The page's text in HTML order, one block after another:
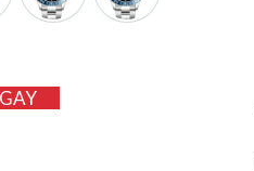
CH-N8152G-VT-D8152G-VT-D1